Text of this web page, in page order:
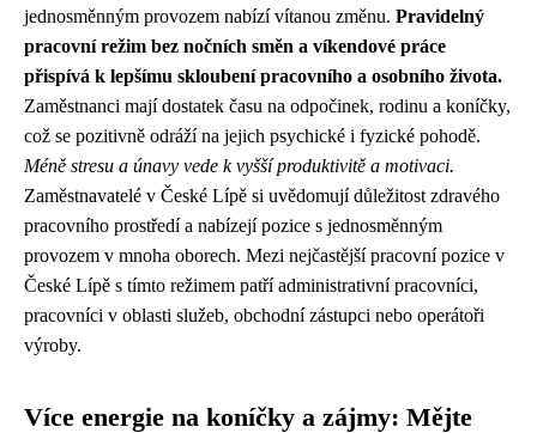
jednosměnným provozem nabízí vítanou změnu. Pravidelný
pracovní režim bez nočních směn a víkendové práce
přispívá k lepšímu skloubení pracovního a osobního života.
Zaměstnanci mají dostatek času na odpočinek, rodinu a koníčky,
což se pozitivně odráží na jejich psychické i fyzické pohodě.
Méně stresu a únavy vede k vyšší produktivitě a motivaci.
Zaměstnavatelé v České Lípě si uvědomují důležitost zdravého
pracovního prostředí a nabízejí pozice s jednosměnným
provozem v mnoha oborech. Mezi nejčastější pracovní pozice v
České Lípě s tímto režimem patří administrativní pracovníci,
pracovníci v oblasti služeb, obchodní zástupci nebo operátoři
výroby.
Více energie na koníčky a zájmy: Mějte